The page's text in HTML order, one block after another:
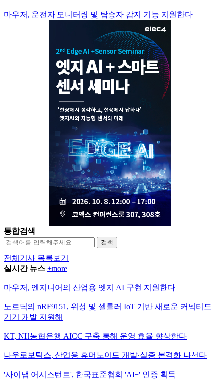
마우저, 운전자 모니터링 및 탑승자 감지 기능 지원한다
통합검색
검색
전체기사 목록보기
실시간 뉴스 +more
마우저, 엔지니어의 산업용 엣지 AI 구현 지원한다
노르딕의 nRF9151, 위성 및 셀룰러 IoT 기반 새로운 커넥티드
기기 개발 지원해
KT, NH농협은행 AICC 구축 통해 운영 효율 향상한다
나우로보틱스, 산업용 휴머노이드 개발·실증 본격화 나선다
'사이냅 어시스턴트', 한국표준협회 'AI+' 인증 획득